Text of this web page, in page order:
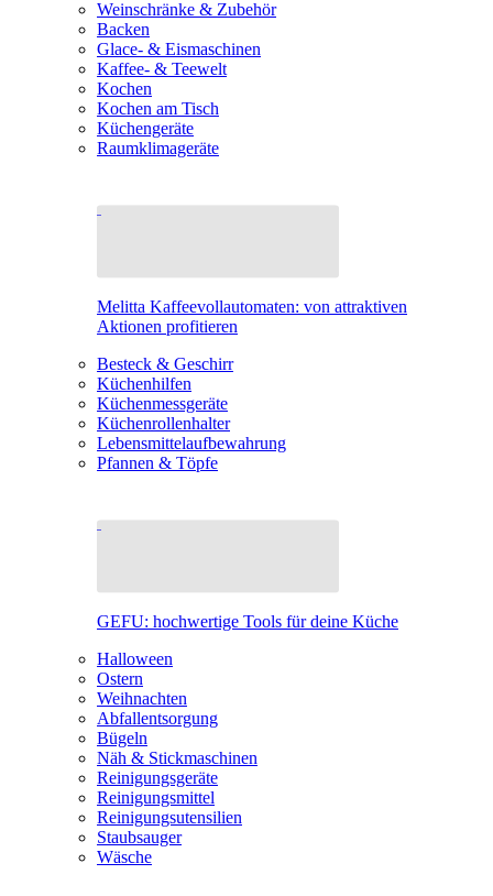
Weinschränke & Zubehör
Backen
Glace- & Eismaschinen
Kaffee- & Teewelt
Kochen
Kochen am Tisch
Küchengeräte
Raumklimageräte
Melitta Kaffeevollautomaten: von attraktiven
Aktionen profitieren
Besteck & Geschirr
Küchenhilfen
Küchenmessgeräte
Küchenrollenhalter
Lebensmittelaufbewahrung
Pfannen & Töpfe
GEFU: hochwertige Tools für deine Küche
Halloween
Ostern
Weihnachten
Abfallentsorgung
Bügeln
Näh & Stickmaschinen
Reinigungsgeräte
Reinigungsmittel
Reinigungsutensilien
Staubsauger
Wäsche